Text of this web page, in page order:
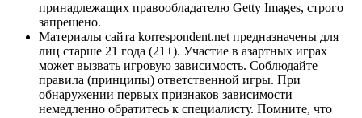
принадлежащих правообладателю Getty Images, строго
запрещено.
Материалы сайта korrespondent.net предназначены для
лиц старше 21 года (21+). Участие в азартных играх
может вызвать игровую зависимость. Соблюдайте
правила (принципы) ответственной игры. При
обнаружении первых признаков зависимости
немедленно обратитесь к специалисту. Помните, что